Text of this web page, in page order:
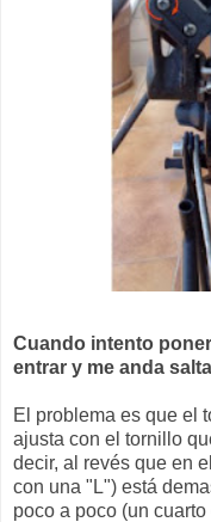
Cuando intento
entrar y me anda
El problema es que el
ajusta con el tornillo
decir, al revés que en
con una "L") está
poco a poco (un